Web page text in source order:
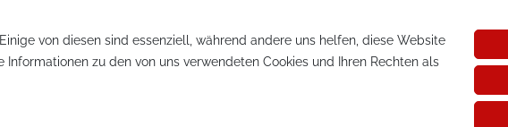
von diesen sind essenziell, während andere uns helfen, diese Website
Informationen zu den von uns verwendeten Cookies und Ihren Rechten als